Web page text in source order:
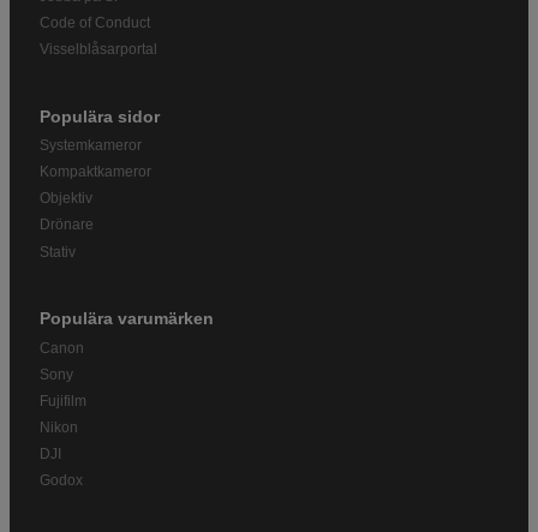
Code of Conduct
Visselblåsarportal
Populära sidor
Systemkameror
Kompaktkameror
Objektiv
Drönare
Stativ
Populära varumärken
Canon
Sony
Fujifilm
Nikon
DJI
Godox